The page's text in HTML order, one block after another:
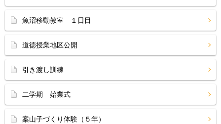
魚沼移動教室 １日目
道徳授業地区公開
引き渡し訓練
二学期 始業式
案山子づくり体験（５年）